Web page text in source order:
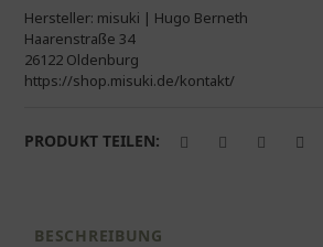
Hersteller: misuki | Hugo Berneth
Haarenstraße 34
26122 Oldenburg
https://shop.misuki.de/kontakt/
PRODUKT TEILEN:
BESCHREIBUNG